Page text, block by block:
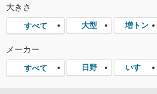
大きさ
すべて 大型 増トン
メーカー
すべて 日野 いすゞ